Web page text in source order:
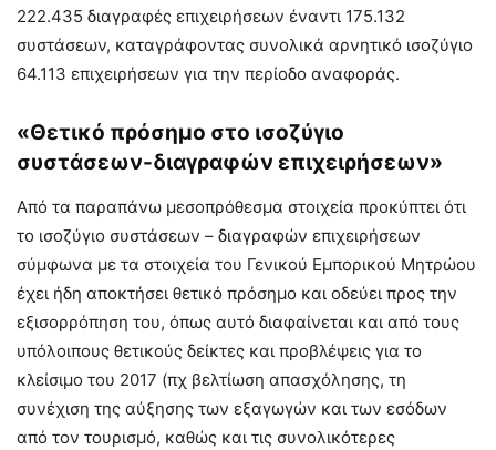
222.435 διαγραφές επιχειρήσεων έναντι 175.132
συστάσεων, καταγράφοντας συνολικά αρνητικό ισοζύγιο
64.113 επιχειρήσεων για την περίοδο αναφοράς.
«Θετικό πρόσημο στο ισοζύγιο
συστάσεων-διαγραφών επιχειρήσεων»
Από τα παραπάνω μεσοπρόθεσμα στοιχεία προκύπτει ότι
το ισοζύγιο συστάσεων – διαγραφών επιχειρήσεων
σύμφωνα με τα στοιχεία του Γενικού Εμπορικού Μητρώου
έχει ήδη αποκτήσει θετικό πρόσημο και οδεύει προς την
εξισορρόπηση του, όπως αυτό διαφαίνεται και από τους
υπόλοιπους θετικούς δείκτες και προβλέψεις για το
κλείσιμο του 2017 (πχ βελτίωση απασχόλησης, τη
συνέχιση της αύξησης των εξαγωγών και των εσόδων
από τον τουρισμό, καθώς και τις συνολικότερες